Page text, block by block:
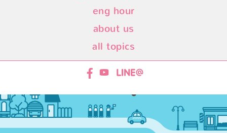
eng hour
about us
all topics